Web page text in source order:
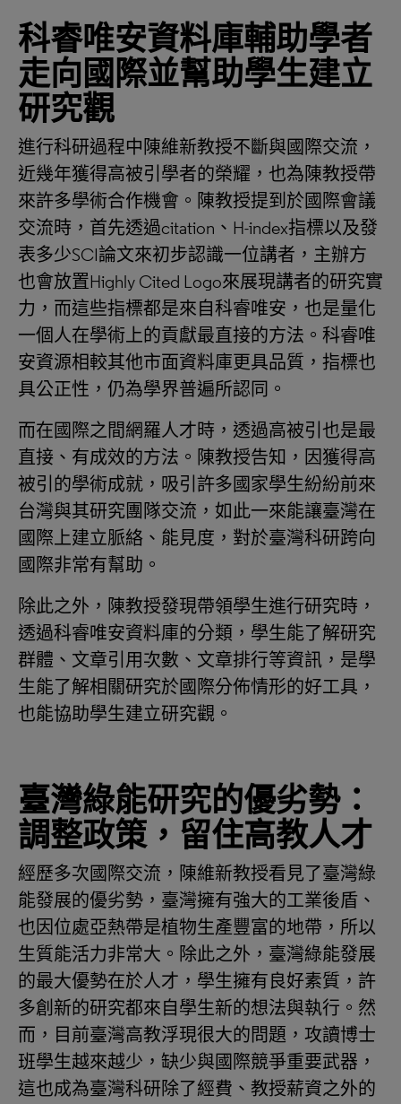
科睿唯安資料庫輔助學者
走向國際並幫助學生建立
研究觀
進行科研過程中陳維新教授不斷與國際交流，
近幾年獲得高被引學者的榮耀，也為陳教授帶
來許多學術合作機會。陳教授提到於國際會議
交流時，首先透過citation、H-index指標以及發
表多少SCI論文來初步認識一位講者，主辦方
也會放置Highly Cited Logo來展現講者的研究實
力，而這些指標都是來自科睿唯安，也是量化
一個人在學術上的貢獻最直接的方法。科睿唯
安資源相較其他市面資料庫更具品質，指標也
具公正性，仍為學界普遍所認同。
而在國際之間網羅人才時，透過高被引也是最
直接、有成效的方法。陳教授告知，因獲得高
被引的學術成就，吸引許多國家學生紛紛前來
台灣與其研究團隊交流，如此一來能讓臺灣在
國際上建立脈絡、能見度，對於臺灣科研跨向
國際非常有幫助。
除此之外，陳教授發現帶領學生進行研究時，
透過科睿唯安資料庫的分類，學生能了解研究
群體、文章引用次數、文章排行等資訊，是學
生能了解相關研究於國際分佈情形的好工具，
也能協助學生建立研究觀。
臺灣綠能研究的優劣勢：
調整政策，留住高教人才
經歷多次國際交流，陳維新教授看見了臺灣綠
能發展的優劣勢，臺灣擁有強大的工業後盾、
也因位處亞熱帶是植物生產豐富的地帶，所以
生質能活力非常大。除此之外，臺灣綠能發展
的最大優勢在於人才，學生擁有良好素質，許
多創新的研究都來自學生新的想法與執行。然
而，目前臺灣高教浮現很大的問題，攻讀博士
班學生越來越少，缺少與國際競爭重要武器，
這也成為臺灣科研除了經費、教授薪資之外的